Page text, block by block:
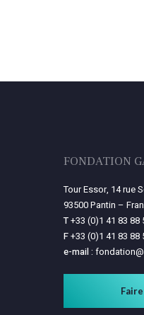
FONDATION
Tour Essor, 14 rue
93500 Pantin –
T+33 (0)1 41 83 88
F+33 (0)1 41 83 88
e-mail :